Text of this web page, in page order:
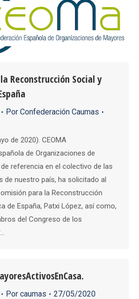
Reconstrucción Social y
Por Confederación Caumas
de 2020). CEOMA
de Organizaciones de
referencia en el colectivo de las
de nuestro país, ha solicitado al
para la Reconstrucción
de España, Patxi López, así como,
del Congreso de los
Por caumas 27/05/2020